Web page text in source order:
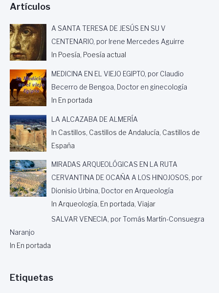
Artículos
A SANTA TERESA DE JESÚS EN SU V
CENTENARIO, por Irene Mercedes Aguirre
In Poesía, Poesía actual
MEDICINA EN EL VIEJO EGIPTO, por Claudio
Becerro de Bengoa, Doctor en ginecología
In En portada
LA ALCAZABA DE ALMERÍA
In Castillos, Castillos de Andalucía, Castillos de
España
MIRADAS ARQUEOLÓGICAS EN LA RUTA
CERVANTINA DE OCAÑA A LOS HINOJOSOS, por
Dionisio Urbina, Doctor en Arqueología
In Arqueología, En portada, Viajar
SALVAR VENECIA, por Tomás Martín-Consuegra
Naranjo
In En portada
Etiquetas